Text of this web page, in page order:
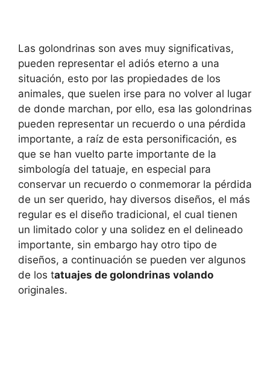
Las golondrinas son aves muy significativas,
pueden representar el adiós eterno a una
situación, esto por las propiedades de los
animales, que suelen irse para no volver al lugar
de donde marchan, por ello, esa las golondrinas
pueden representar un recuerdo o una pérdida
importante, a raíz de esta personificación, es
que se han vuelto parte importante de la
simbología del tatuaje, en especial para
conservar un recuerdo o conmemorar la pérdida
de un ser querido, hay diversos diseños, el más
regular es el diseño tradicional, el cual tienen
un limitado color y una solidez en el delineado
importante, sin embargo hay otro tipo de
diseños, a continuación se pueden ver algunos
de los tatuajes de golondrinas volando
originales.